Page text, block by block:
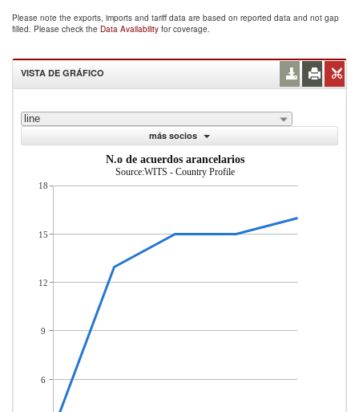
Please note the exports, imports and tariff data are based on reported data and not gap
filled. Please check the Data Availability for coverage.
VISTA DE GRÁFICO
line
más socios
N.o de acuerdos arancelarios
Source:WITS - Country Profile
18
15
12
9
6